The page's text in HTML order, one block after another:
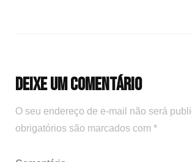
Deixe um comentário
O seu endereço de e-mail não será
obrigatórios são marcados com *